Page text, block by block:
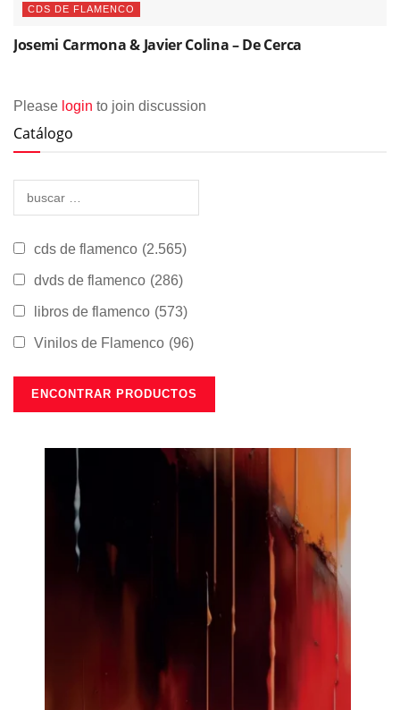
CDS DE FLAMENCO
Josemi Carmona & Javier Colina – De Cerca
Please login to join discussion
Catálogo
cds de flamenco (2.565)
dvds de flamenco (286)
libros de flamenco (573)
Vinilos de Flamenco (96)